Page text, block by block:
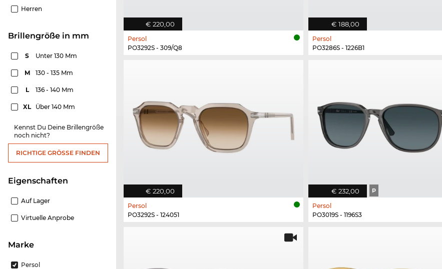
Herren
Brillengröße in mm
S Unter 130 Mm
M 130 - 135 Mm
L 136 - 140 Mm
XL Über 140 Mm
Kennst Du Deine Brillengröße
noch nicht?
RICHTIGE GRÖSSE FINDEN
Eigenschaften
Auf Lager
Virtuelle Anprobe
Marke
Persol
€ 220,00
Persol
PO3292S - 309/Q8
€ 188,00
Persol
PO3286S - 1226B1
€ 220,00
Persol
PO3292S - 124051
€ 232,00 P
Persol
PO3019S - 1196S3